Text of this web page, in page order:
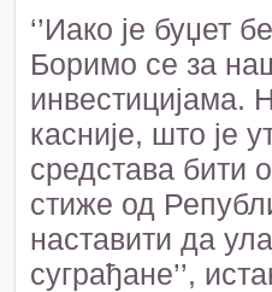
‘’Иако је буџет
Боримо се за
инвестицијама.
касније, што је
средстава бити
стиже од
наставити да
суграђане’’,